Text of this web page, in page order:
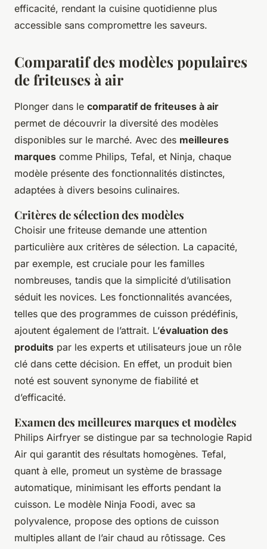
efficacité, rendant la cuisine quotidienne plus
accessible sans compromettre les saveurs.
Comparatif des modèles populaires
de friteuses à air
Plonger dans le comparatif de friteuses à air
permet de découvrir la diversité des modèles
disponibles sur le marché. Avec des meilleures
marques comme Philips, Tefal, et Ninja, chaque
modèle présente des fonctionnalités distinctes,
adaptées à divers besoins culinaires.
Critères de sélection des modèles
Choisir une friteuse demande une attention
particulière aux critères de sélection. La capacité,
par exemple, est cruciale pour les familles
nombreuses, tandis que la simplicité d’utilisation
séduit les novices. Les fonctionnalités avancées,
telles que des programmes de cuisson prédéfinis,
ajoutent également de l’attrait. L’évaluation des
produits par les experts et utilisateurs joue un rôle
clé dans cette décision. En effet, un produit bien
noté est souvent synonyme de fiabilité et
d’efficacité.
Examen des meilleures marques et modèles
Philips Airfryer se distingue par sa technologie Rapid
Air qui garantit des résultats homogènes. Tefal,
quant à elle, promeut un système de brassage
automatique, minimisant les efforts pendant la
cuisson. Le modèle Ninja Foodi, avec sa
polyvalence, propose des options de cuisson
multiples allant de l’air chaud au rôtissage. Ces